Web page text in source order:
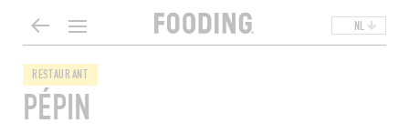
NL
RESTAURANT
PÉPIN